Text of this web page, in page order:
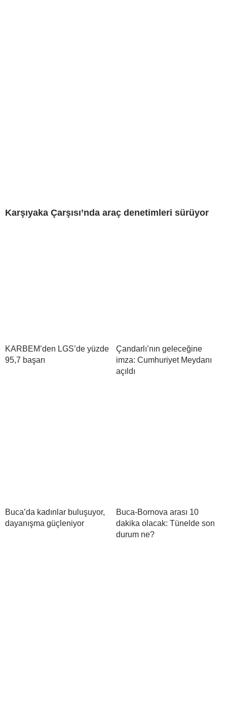
Karşıyaka Çarşısı’nda araç denetimleri sürüyor
KARBEM’den LGS’de yüzde
95,7 başarı
Çandarlı’nın geleceğine
imza: Cumhuriyet Meydanı
açıldı
Buca’da kadınlar buluşuyor,
dayanışma güçleniyor
Buca-Bornova arası 10
dakika olacak: Tünelde son
durum ne?